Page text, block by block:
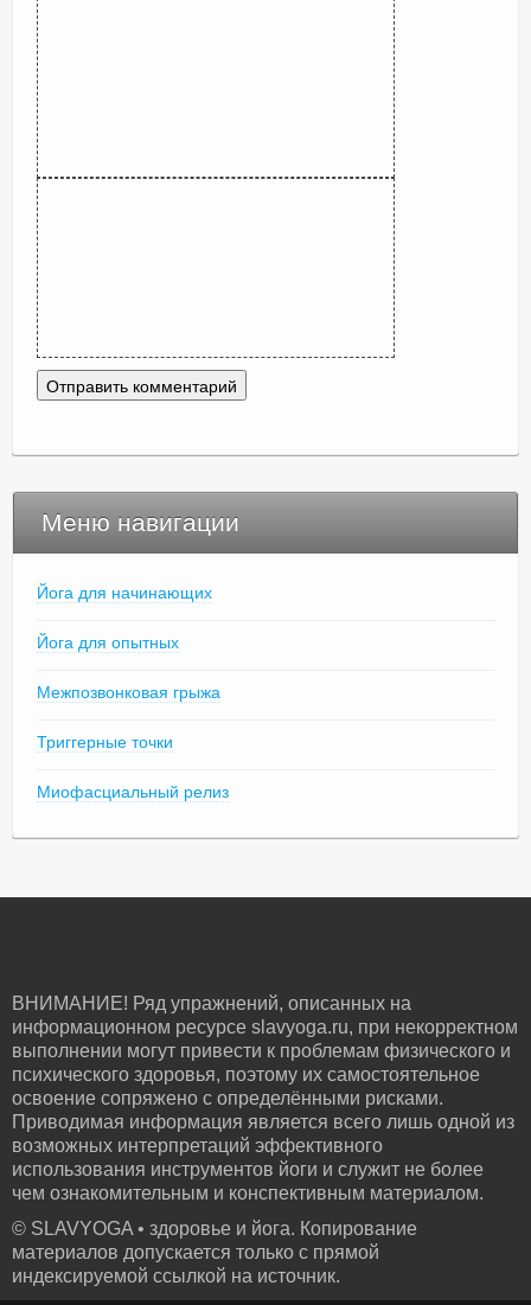
Меню навигации
Йога для начинающих
Йога для опытных
Межпозвонковая грыжа
Триггерные точки
Миофасциальный релиз
ВНИМАНИЕ! Ряд упражнений, описанных на
информационном ресурсе slavyoga.ru, при некорректном
выполнении могут привести к проблемам физического и
психического здоровья, поэтому их самостоятельное
освоение сопряжено с определёнными рисками.
Приводимая информация является всего лишь одной из
возможных интерпретаций эффективного
использования инструментов йоги и служит не более
чем ознакомительным и конспективным материалом.
© SLAVYOGA • здоровье и йога. Копирование
материалов допускается только с прямой
индексируемой ссылкой на источник.